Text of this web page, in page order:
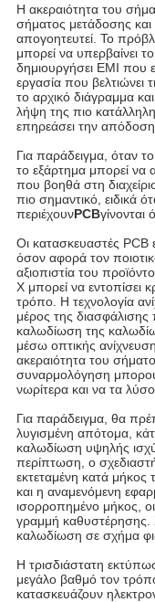
Η ακεραιότητα του
σήματος μετάδοσης
απογοητευτεί. Το
μπορεί να υπερβαίνει
δημιουργήσει EMI που
εργασία που βελτιώνει
το αρχικό διάγραμμα
λήψη της πιο
επηρεάσει την
Για παράδειγμα, όταν
το εξάρτημα μπορεί να
που βοηθά στη
πιο σημαντικό, ειδικά
περιέχουνPCBγίνονται
Οι κατασκευαστές PCB
όσον αφορά τον
αξιοπιστία του
Χ μπορεί να εντοπίσει
τρόπο. Η τεχνολογία
μέρος της
καλωδίωση της
μέσω οπτικής
ακεραιότητα του
συναρμολόγηση
νωρίτερα και να τα
Για παράδειγμα, θα
λυγισμένη απότομα,
καλωδίωση υψηλής
περίπτωση, ο
εκτεταμένη κατά μήκος
και η αναμενόμενη
ισορροπημένο μήκος,
γραμμή καθυστέρησης.
καλωδίωση σε σχήμα
Η τρισδιάστατη
μεγάλο βαθμό τον
κατασκευάζουν